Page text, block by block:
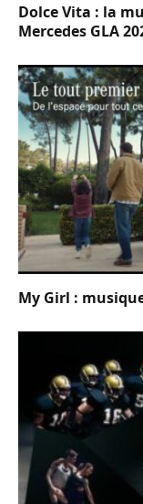
Dolce Vita : la
Mercedes GLA
My Girl :